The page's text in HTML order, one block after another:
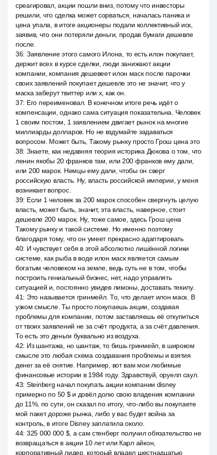
среагировал, акции пошли вниз, потому что инвесторы
решили, что сделка может сорваться, началась паника и
цена упала, в итоге акционеры подали коллективный иск,
заявив, что они потеряли деньги, продав бумаги дешевле
после.
36: Заявление этого самого Илона, то есть илон покупает,
держит всех в курсе сделки, люди занижают акции
компании, компания дешевеет илон маск после парочки
своих заявлений покупает дешевле это не значит, что у
маска заберут твиттер или x, как он.
37: Его переименовал. В конечном итоге речь идёт о
компенсации, однако сама ситуация показательна. Человек
1 своим постом, 1 заявлением двигает рынок на многие
миллиарды долларов. Но не вздумайте задаваться
вопросом. Может быть, Такому рынку просто Грош цена это
38: Знаете, как недавняя теория историка Дюкова о том, что
ленин якобы 20 франков там, или 200 франков ему дали,
или 200 марок. Немцы ему дали, чтобы он сверг
российскую власть. Ну, власть российской империи, у меня
возникает вопрос.
39: Если 1 человек за 200 марок способен свергнуть целую
власть, может быть, значит, эта власть, наверное, стоит
дешевле 200 марок. Ну, тоже самое, здесь Грош цена
Такому рынку и такой системе. Но именно поэтому
благодаря тому, что он умеет прекрасно адаптировать
40: И чувствует себя в этой абсолютно лишённой логики
системе, как рыба в воде илон маск является самым
богатым человеком на земле, ведь суть не в том, чтобы
построить гениальный бизнес, нет, надо управлять
ситуацией и, постоянно увидев лимоны, доставать текилу.
41: Это называется гринмейл. То, что делает илон маск. В
узком смысле. Ты просто покупаешь акции, создавая
проблемы для компании, потом заставляешь её откупиться
от твоих заявлений не за счёт продукта, а за счёт давления.
То есть это деньги буквально из воздуха.
42: Из шантажа, но шантаж, то бишь гринмейл, в широком
смысле это любая схема создавания проблемы и взятия
денег за её снятие. Например, вот вам мои любимые
финансовые истории в 1984 году. Здравствуй, оруелл саул.
43: Steinberg начал покупать акции компании disney
примерно по 50 $ и довёл долю свою владения компании
до 11%, по сути, он сказал по итогу, что-либо вы покупаете
мой пакет дороже рынка, либо у вас будет война за
контроль, в итоге Disney заплатила около.
44: 325 000 000 $, а сам стенберг получил обязательство не
возвращаться в акции 10 лет или Карл айкон,
корпоративный лидер, который владел шестнадцатью